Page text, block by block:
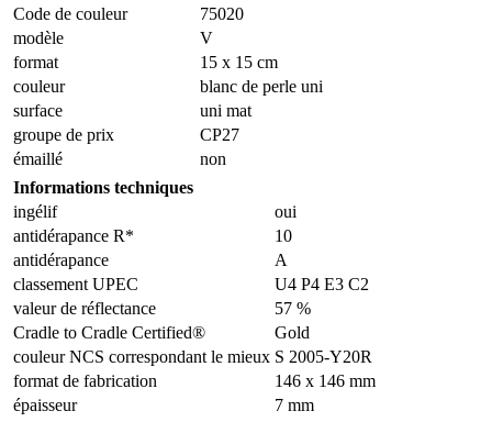
Code de couleur
75020
modèle
V
format
15 x 15 cm
couleur
blanc de perle uni
surface
uni mat
groupe de prix
CP27
émaillé
non
Informations techniques
ingélif
oui
antidérapance R*
10
antidérapance
A
classement UPEC
U4 P4 E3 C2
valeur de réflectance
57 %
Cradle to Cradle Certified®
Gold
couleur NCS correspondant le mieux S 2005-Y20R
format de fabrication
146 x 146 mm
épaisseur
7 mm